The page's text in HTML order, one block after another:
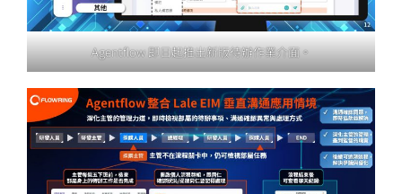
Agentflow 即日起推出新版待辦作業介面。